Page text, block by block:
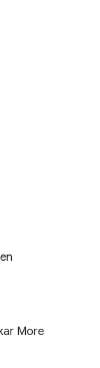
More